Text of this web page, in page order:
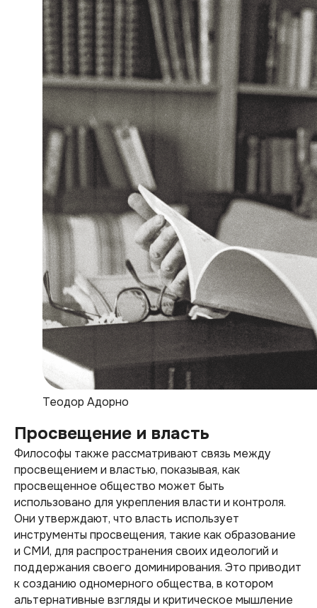
Теодор Адорно
Просвещение и власть
Философы также рассматривают связь между
просвещением и властью, показывая, как
просвещенное общество может быть
использовано для укрепления власти и контроля.
Они утверждают, что власть использует
инструменты просвещения, такие как образование
и СМИ, для распространения своих идеологий и
поддержания своего доминирования. Это приводит
к созданию одномерного общества, в котором
альтернативные взгляды и критическое мышление